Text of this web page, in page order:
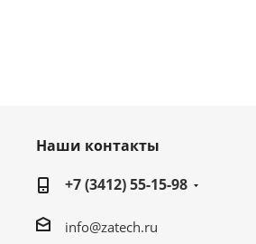
Наши контакты
+7 (3412) 55-15-98
info@zatech.ru